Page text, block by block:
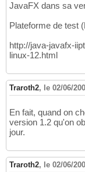
JavaFX dans sa
Plateforme de test
http://java-javafx-
linux-12.html
Traroth2, le 02/06/
En fait, quand on
version 1.2 qu'on
jour.
Traroth2, le 02/06/